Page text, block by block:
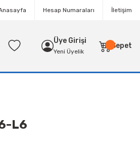
Hesap Numaraları İletişim
Üye Girişi
Yeni Üyelik
Sepet
L6